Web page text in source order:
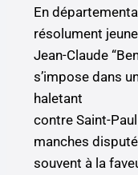
En
résolument
Jean-Claude
s’impose dans
haletant
contre Saint-
manches
souvent à la